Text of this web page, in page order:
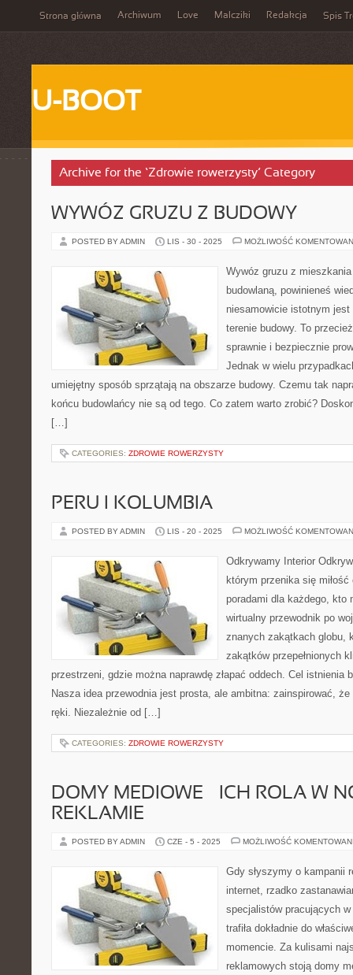
Strona główna Archiwum Love Malcziki Redakcja Spis
U-BOOT
Archive for the ‘Zdrowie rowerzysty’ Category
WYWÓZ GRUZU Z BUDOWY
POSTED BY ADMIN LIS - 30 - 2025 MOŻLIWOŚĆ
Wywóz gruzu z
budowlaną, powinieneś
niesamowicie istotnym
terenie budowy. To
sprawnie i bezpiecznie
Jednak w wielu
umiejętny sposób sprzątają na obszarze budowy. Czemu tak
końcu budowlańcy nie są od tego. Co zatem warto zrobić?
[…]
CATEGORIES: ZDROWIE ROWERZYSTY
PERU I KOLUMBIA
POSTED BY ADMIN LIS - 20 - 2025 MOŻLIWOŚĆ
Odkrywamy Interior
którym przenika się
poradami dla każdego, kto
wirtualny przewodnik po
znanych zakątkach globu,
zakątków przepełnionych
przestrzeni, gdzie można naprawdę złapać oddech. Cel istnienia
Nasza idea przewodnia jest prosta, ale ambitna: zainspirować,
ręki. Niezależnie od […]
CATEGORIES: ZDROWIE ROWERZYSTY
DOMY MEDIOWE – ICH ROLA W
REKLAMIE
POSTED BY ADMIN CZE - 5 - 2025 MOŻLIWOŚĆ
Gdy słyszymy o kampanii
internet, rzadko
specjalistów pracujących
trafiła dokładnie do
momencie. Za kulisami
reklamowych stoją domy